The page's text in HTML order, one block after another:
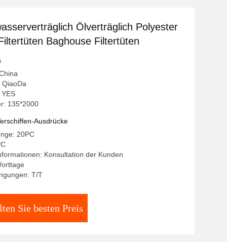
Ölverträglich Polyester
Baghouse Filtertüten
135*2000
Ausdrücke
20PC
Konsultation der Kunden
T/T
Sie besten Preis